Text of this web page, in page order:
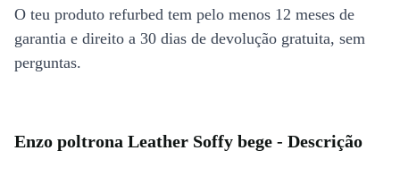
O teu produto refurbed tem pelo menos 12 meses de
garantia e direito a 30 dias de devolução gratuita, sem
perguntas.
Enzo poltrona Leather Soffy bege - Descrição